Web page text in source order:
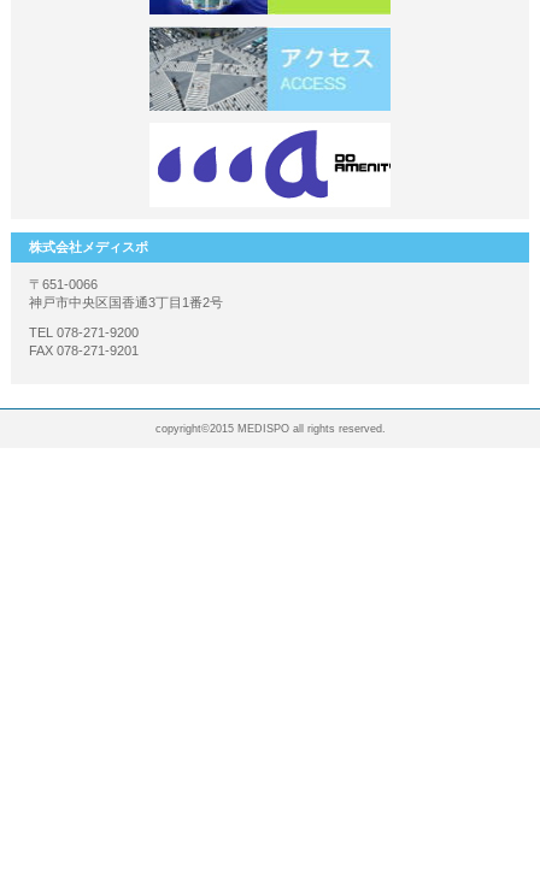
株式会社メディスポ
〒651-0066
神戸市中央区国香通3丁目1番2号
TEL 078-271-9200
FAX 078-271-9201
copyright©2015 MEDISPO all rights reserved.